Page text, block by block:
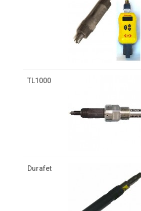
TL1000
Durafet